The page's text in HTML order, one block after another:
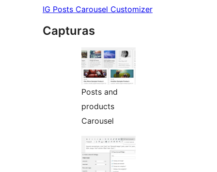
IG Posts Carousel Customizer
Capturas
Posts and
products
Carousel